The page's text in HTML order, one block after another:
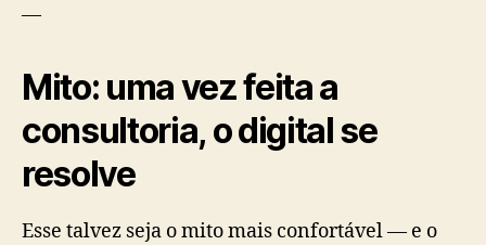
—
Mito: uma vez feita a
consultoria, o digital se
resolve
Esse talvez seja o mito mais confortável — e o